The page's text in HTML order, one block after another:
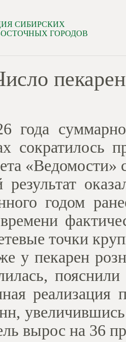
СИБИРСКИХ
ГОРОДОВ
года
сократилось
результат
годом
точки
у пекарен
реализация
вырос на 36